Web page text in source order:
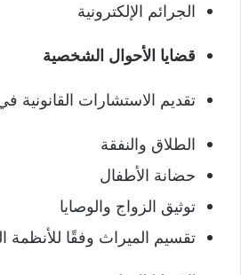
الجرائم الإلكترونية
قضايا الأحوال الشخصية
تقديم الاستشارات القانونية
الطلاق والنفقة
حضانة الأطفال
توثيق الزواج والوصايا
تقسيم الميراث وفقًا للأنظمة